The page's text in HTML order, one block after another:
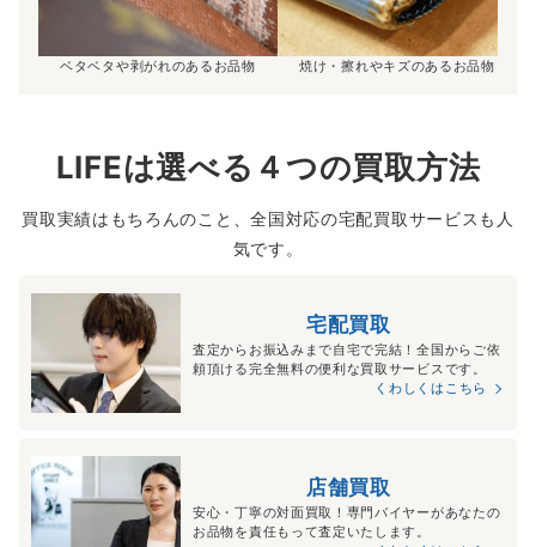
ベタベタや剥がれのあるお品物 焼け・擦れやキズのあるお品物
LIFEは選べる４つの買取方法
買取実績はもちろんのこと、全国対応の宅配買取サービスも人
気です。
宅配買取
査定からお振込みまで自宅で完結！全国からご依
頼頂ける完全無料の便利な買取サービスです。
くわしくはこちら
店舗買取
安心・丁寧の対面買取！専門バイヤーがあなたの
お品物を責任もって査定いたします。